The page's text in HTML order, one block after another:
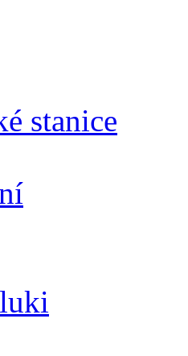
stanice